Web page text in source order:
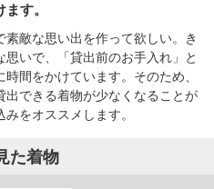
す。
敵な思い出を作って欲しい。き
いで、「貸出前のお手入れ」と
間をかけています。そのため、
出できる着物が少なくなることが
をオススメします。
た着物